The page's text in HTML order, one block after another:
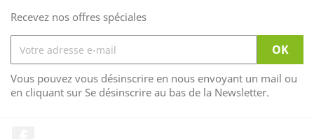
Recevez nos offres spéciales
Vous pouvez vous désinscrire en nous envoyant un mail ou
en cliquant sur Se désinscrire au bas de la Newsletter.